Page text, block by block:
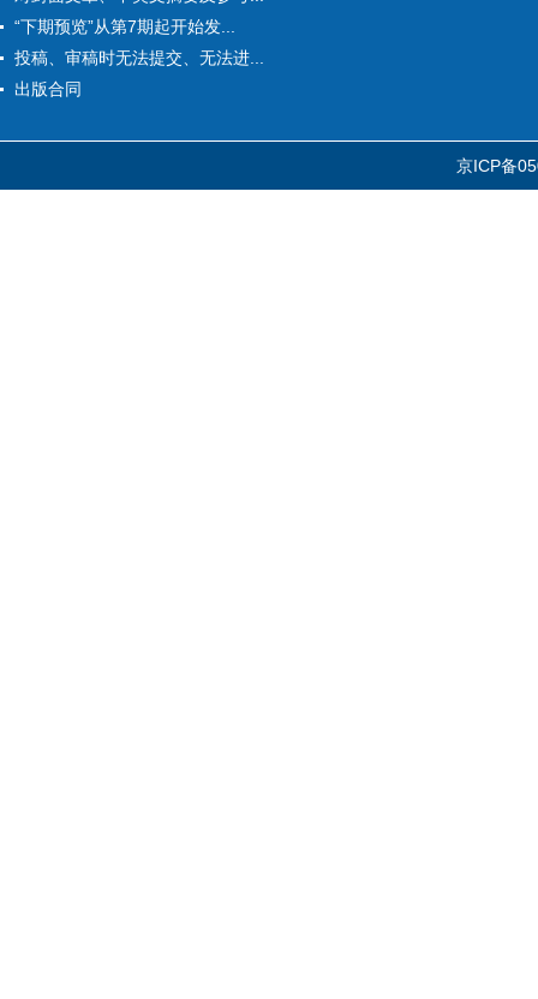
“下期预览”从第7期起开始发...
投稿、审稿时无法提交、无法进...
出版合同
京ICP备